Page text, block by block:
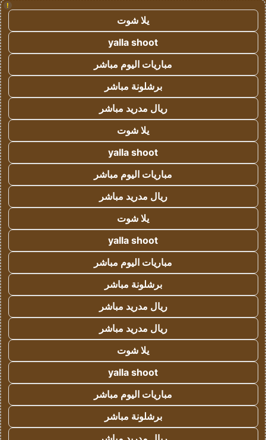
!
يلا شوت
yalla shoot
مباريات اليوم مباشر
برشلونة مباشر
ريال مدريد مباشر
يلا شوت
yalla shoot
مباريات اليوم مباشر
ريال مدريد مباشر
يلا شوت
yalla shoot
مباريات اليوم مباشر
برشلونة مباشر
ريال مدريد مباشر
ريال مدريد مباشر
يلا شوت
yalla shoot
مباريات اليوم مباشر
برشلونة مباشر